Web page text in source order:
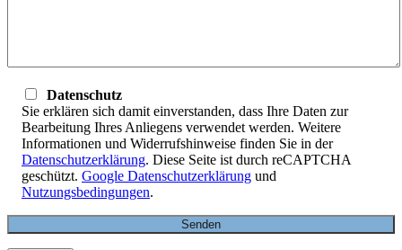
Datenschutz
Sie erklären sich damit einverstanden, dass Ihre Daten zur
Bearbeitung Ihres Anliegens verwendet werden. Weitere
Informationen und Widerrufshinweise finden Sie in der
Datenschutzerklärung. Diese Seite ist durch reCAPTCHA
geschützt. Google Datenschutzerklärung und
Nutzungsbedingungen.